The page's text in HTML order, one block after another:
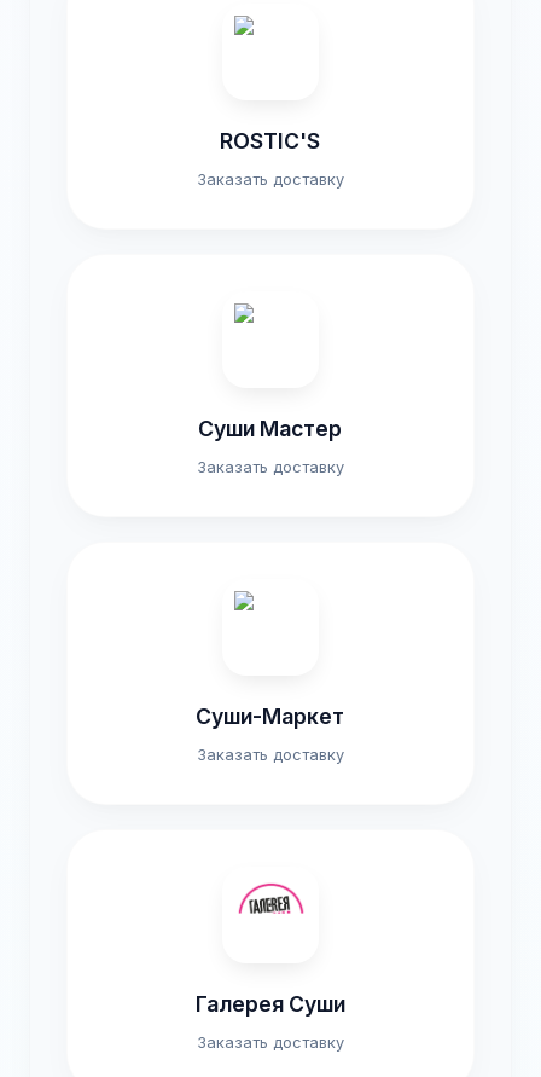
ROSTIC'S
Заказать доставку
Суши Мастер
Заказать доставку
Суши-Маркет
Заказать доставку
Галерея Суши
Заказать доставку